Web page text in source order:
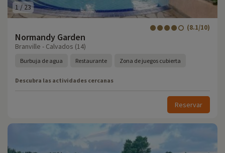
1 / 23
Normandy Garden
(8.1/10)
Branville - Calvados (14)
Burbuja de agua Restaurante Zona de juegos cubierta
Descubra las actividades cercanas
Reservar